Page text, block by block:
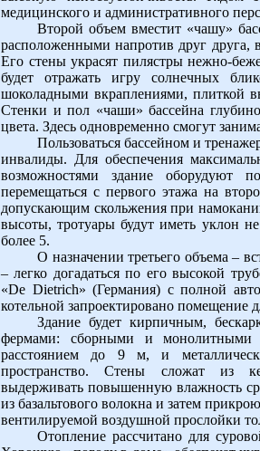
медицинского и административного
Второй объем вместит «чашу»
расположенными напротив друг друга,
Его стены украсят пилястры нежно-
будет отражать игру солнечных
шоколадными вкраплениями, плиткой
Стенки и пол «чаши» бассейна
цвета. Здесь одновременно смогут
Пользоваться бассейном и
инвалиды. Для обеспечения
возможностями здание оборудуют
перемещаться с первого этажа на
допускающим скольжения при
высоты, тротуары будут иметь уклон
более 5.
О назначении третьего объема –
– легко догадаться по его высокой
«De Dietrich» (Германия) с полной
котельной запроектировано помещение
Здание будет кирпичным,
фермами: сборными и монолитными
расстоянием до 9 м, и
пространство. Стены сложат из
выдерживать повышенную влажность
из базальтового волокна и затем
вентилируемой воздушной прослойки
Отопление рассчитано для